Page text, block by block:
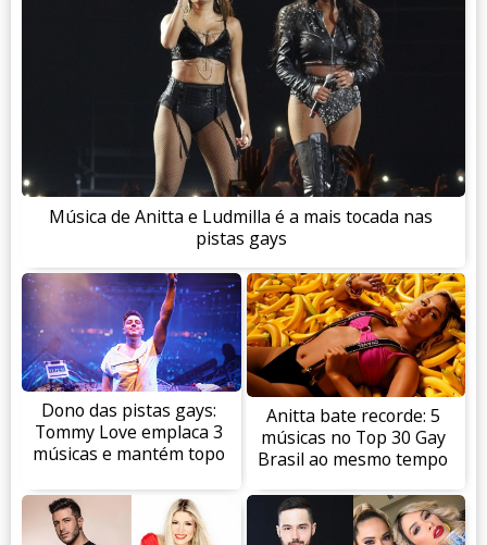
Música de Anitta e Ludmilla é a mais tocada nas
pistas gays
Dono das pistas gays:
Tommy Love emplaca 3
músicas e mantém topo
Anitta bate recorde: 5
músicas no Top 30 Gay
Brasil ao mesmo tempo